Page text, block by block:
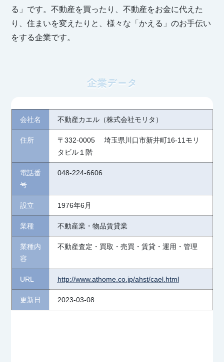
る」です。不動産を買ったり、不動産をお金に代えた
り、住まいを変えたりと、様々な「かえる」のお手伝い
をする企業です。
企業データ
会社名 不動産カエル（株式会社モリタ）
住所 〒332-0005 埼玉県川口市新井町16-11 モリ
タビル１階
電話番
号
048-224-6606
設立 1976年6月
業種 不動産業・物品賃貸業
業種内
容
不動産査定・買取・売買・賃貸・運用・管理
URL http://www.athome.co.jp/ahst/cael.html
更新日 2023-03-08